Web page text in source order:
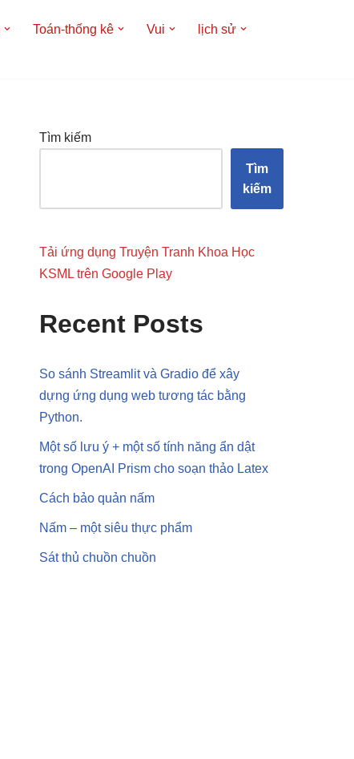
Toán-thống kê Vui
lịch sử
Tìm kiếm
Tìm
kiếm
Tải ứng dụng Truyện Tranh Khoa Học
KSML trên Google Play
Recent Posts
So sánh Streamlit và Gradio để xây
dựng ứng dụng web tương tác bằng
Python.
Một số lưu ý + một số tính năng ẩn dật
trong OpenAI Prism cho soạn thảo Latex
Cách bảo quản nấm
Nấm – một siêu thực phẩm
Sát thủ chuồn chuồn